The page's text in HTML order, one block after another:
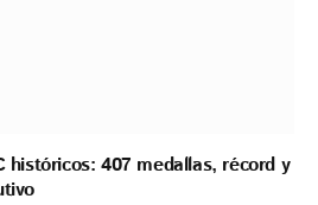
históricos: 407 medallas, récord y